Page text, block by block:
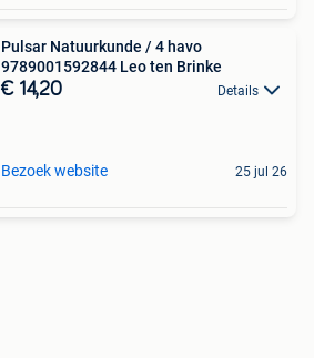
Pulsar Natuurkunde / 4 havo
9789001592844 Leo ten Brinke
€ 14,20 Details
Bezoek website 25 jul 26